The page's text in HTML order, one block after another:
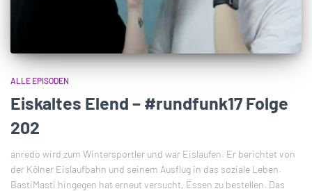
ALLE EPISODEN
Eiskaltes Elend – #rundfunk17 Folge
202
anredo wird zum Wintersportler und war Eislaufen. Er berichtet von
der Kölner Eislaufbahn und seinem Ausflug in das soziale Leben.
BastiMasti hingegen hat erneut versucht, Essen zu bestellen. Das